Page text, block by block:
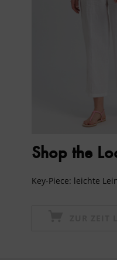
Shop the
Key-Piece: leichte